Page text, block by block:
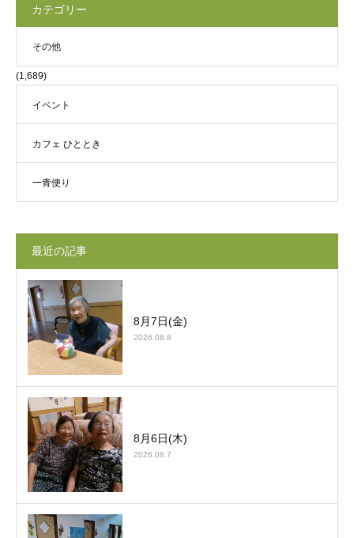
カテゴリー
その他
(1,689)
イベント
カフェ ひととき
一青便り
最近の記事
8月7日(金)
2026.08.8
8月6日(木)
2026.08.7